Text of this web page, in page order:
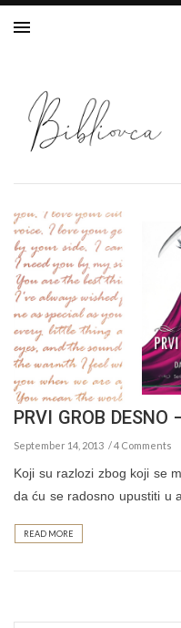
PRVI GROB
September 14, 2013 4 Comments
Koji su razlozi zbog koji se
da ću se radosno upustiti u
READ MORE